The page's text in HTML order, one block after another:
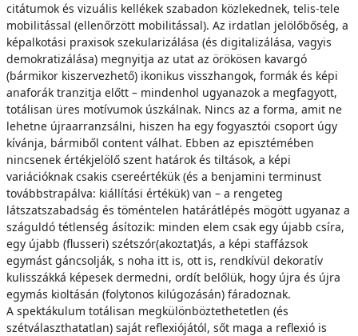
citátumok és vizuális kellékek szabadon közlekednek, telis-tele
mobilitással (ellenőrzött mobilitással). Az irdatlan jelölőbőség, a
képalkotási praxisok szekularizálása (és digitalizálása, vagyis
demokratizálása) megnyitja az utat az örökösen kavargó
(bármikor kiszervezhető) ikonikus visszhangok, formák és képi
anaforák tranzitja előtt – mindenhol ugyanazok a megfagyott,
totálisan üres motívumok úszkálnak. Nincs az a forma, amit ne
lehetne újraarranzsálni, hiszen ha egy fogyasztói csoport úgy
kívánja, bármiből content válhat. Ebben az episztémében
nincsenek értékjelölő szent határok és tiltások, a képi
variációknak csakis csereértékük (és a benjamini terminust
továbbstrapálva: kiállítási értékük) van – a rengeteg
látszatszabadság és töméntelen határátlépés mögött ugyanaz a
száguldó tétlenség ásítozik: minden elem csak egy újabb csíra,
egy újabb (flusseri) szétszór(akoztat)ás, a képi staffázsok
egymást gáncsolják, s noha itt is, ott is, rendkívül dekoratív
kulisszákká képesek dermedni, ordít belőlük, hogy újra és újra
egymás kioltásán (folytonos kilúgozásán) fáradoznak.
A spektákulum totálisan megkülönböztethetetlen (és
szétválaszthatatlan) saját reflexiójától, sőt maga a reflexió is